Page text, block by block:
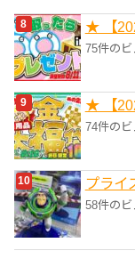
★ 【
75件のビ
★ 【
74件のビ
プライ
58件のビ